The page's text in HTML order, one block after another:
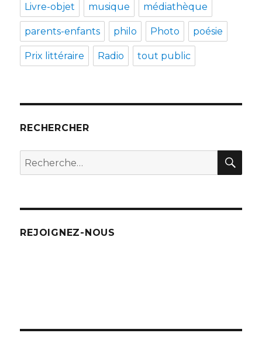
Livre-objet musique médiathèque
parents-enfants philo Photo poésie
Prix littéraire Radio tout public
RECHERCHER
Recherche
pour
REJOIGNEZ-NOUS